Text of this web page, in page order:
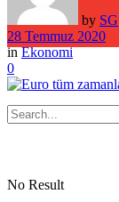
No Result
by SG
28 Temmuz 2020
in Ekonomi
0